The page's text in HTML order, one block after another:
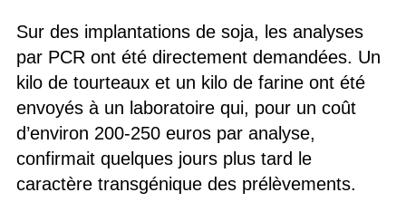
Sur des implantations de soja, les analyses
par PCR ont été directement demandées. Un
kilo de tourteaux et un kilo de farine ont été
envoyés à un laboratoire qui, pour un coût
d’environ 200-250 euros par analyse,
confirmait quelques jours plus tard le
caractère transgénique des prélèvements.